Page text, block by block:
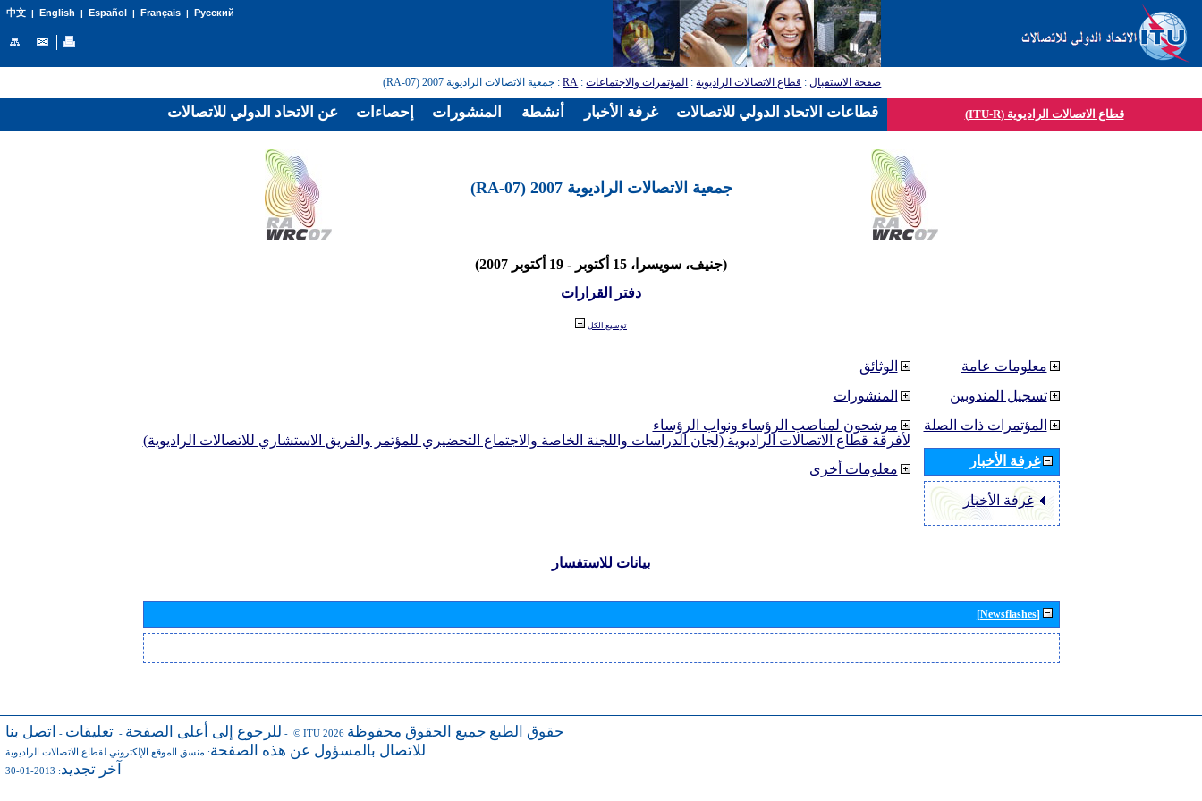
中文| English | Español | Français| Русский
صفحة الاستقبال: قطاع الاتصالات الراديوية: المؤتمرات والاجتماعات:
RA: جمعية الاتصالات الراديوية 2007 (RA-07)
قطاع الاتصالات الراديوية (ITU-R)
جمعية الاتصالات الراديوية 2007 (RA-07)
(جنيف، سويسرا، 15 أكتوبر - 19 أكتوبر 2007)
دفتر القرارات
توسيع الكل
الوثائق
المنشورات
مرشحون لمناصب الرؤساء ونواب الرؤساء
لأفرقة قطاع الاتصالات الراديوية (لجان الدراسات واللجنة الخاصة والاجتماع التحضيري للمؤتمر والفريق الاستشاري للاتصالات الراديوية)
معلومات أخرى
معلومات عامة
تسجيل المندوبين
المؤتمرات ذات الصلة
غرفة الأخبار
غرفة الأخبار
بيانات للاستفسار
[Newsflashes]
للرجوع إلى أعلى الصفحة - تعليقات - اتصل بنا - © ITU 2026 حقوق الطبع جميع الحقوق محفوظة
للاتصال بالمسؤول عن هذه الصفحة: منسق الموقع الإلكتروني لقطاع الاتصالات الراديوية
آخر تجديد: 2013-01-30
عن الاتحاد الدولي للاتصالات إحصاءات المنشورات أنشطة غرفة الأخبار قطاعات الاتحاد الدولي للاتصالات